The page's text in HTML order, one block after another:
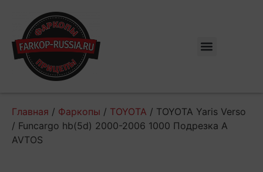
Главная / Фаркопы / TOYOTA / TOYOTA Yaris Verso
/ Funcargo hb(5d) 2000-2006 1000 Подрезка A
AVTOS